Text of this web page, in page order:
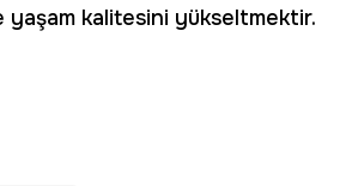
yaşam kalitesini yükseltmektir.